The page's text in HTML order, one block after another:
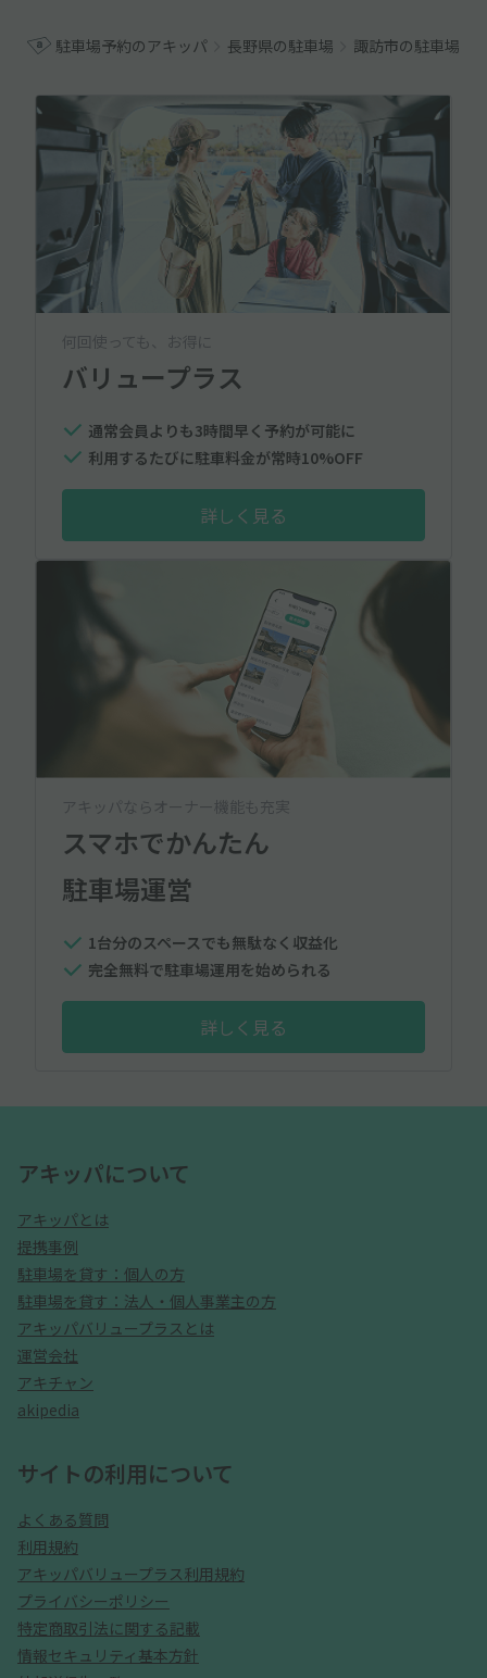
駐車場予約のアキッパ 長野県の駐車場 諏訪市の駐車場
何回使っても、お得に
バリュープラス
通常会員よりも3時間早く予約が可能に
利用するたびに駐車料金が常時10%OFF
詳しく見る
アキッパならオーナー機能も充実
スマホでかんたん
駐車場運営
1台分のスペースでも無駄なく収益化
完全無料で駐車場運用を始められる
詳しく見る
アキッパについて
アキッパとは
提携事例
駐車場を貸す：個人の方
駐車場を貸す：法人・個人事業主の方
アキッパバリュープラスとは
運営会社
アキチャン
akipedia
サイトの利用について
よくある質問
利用規約
アキッパバリュープラス利用規約
プライバシーポリシー
特定商取引法に関する記載
情報セキュリティ基本方針